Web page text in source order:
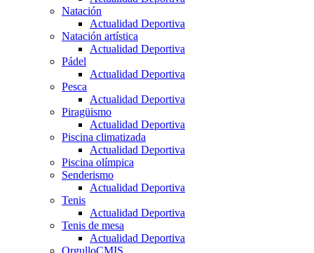
Natación
Actualidad Deportiva
Natación artística
Actualidad Deportiva
Pádel
Actualidad Deportiva
Pesca
Actualidad Deportiva
Piragüismo
Actualidad Deportiva
Piscina climatizada
Actualidad Deportiva
Piscina olímpica
Senderismo
Actualidad Deportiva
Tenis
Actualidad Deportiva
Tenis de mesa
Actualidad Deportiva
OrgulloCMIS